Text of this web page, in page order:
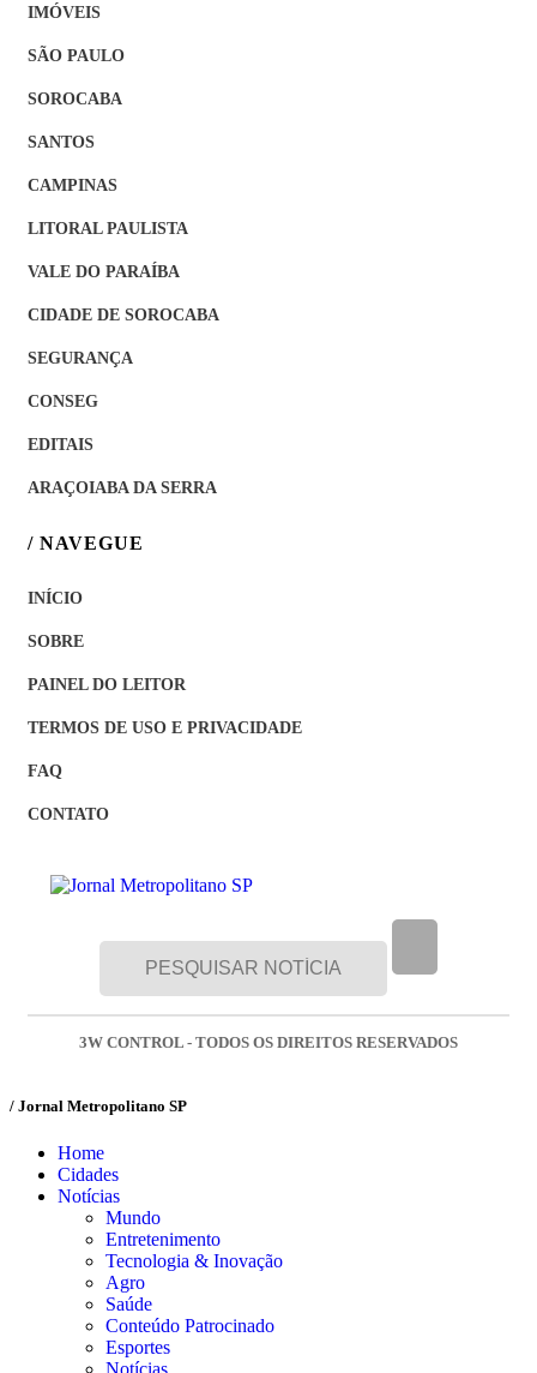
IMÓVEIS
SÃO PAULO
SOROCABA
SANTOS
CAMPINAS
LITORAL PAULISTA
VALE DO PARAÍBA
CIDADE DE SOROCABA
SEGURANÇA
CONSEG
EDITAIS
ARAÇOIABA DA SERRA
/ NAVEGUE
INÍCIO
SOBRE
PAINEL DO LEITOR
TERMOS DE USO E PRIVACIDADE
FAQ
CONTATO
3W CONTROL - TODOS OS DIREITOS RESERVADOS
/ Jornal Metropolitano SP
Home
Cidades
Notícias
Mundo
Entretenimento
Tecnologia & Inovação
Agro
Saúde
Conteúdo Patrocinado
Esportes